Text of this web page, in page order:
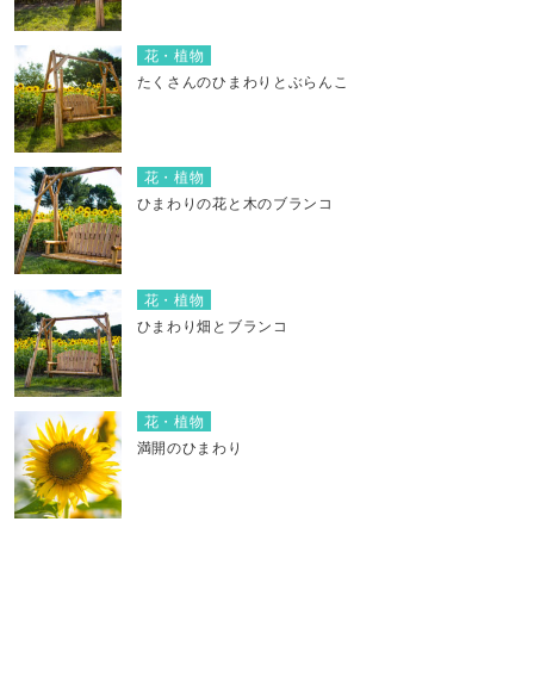
花・植物
たくさんのひまわりとぶらんこ
花・植物
ひまわりの花と木のブランコ
花・植物
ひまわり畑とブランコ
花・植物
満開のひまわり